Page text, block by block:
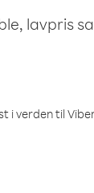
lavpris
i verden til